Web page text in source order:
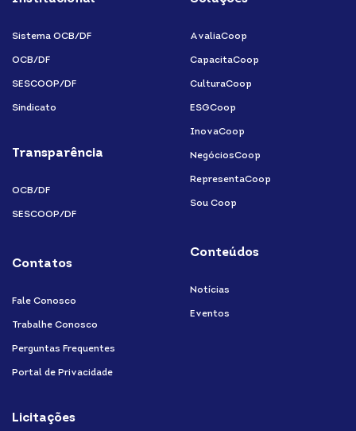
instagram
youtubefacebook-
f
Sistema OCB/DF
OCB/DF
SESCOOP/DF
Sindicato
Transparência
OCB/DF
SESCOOP/DF
Contatos
Fale Conosco
Trabalhe Conosco
Perguntas Frequentes
Portal de Privacidade
Licitações
AvaliaCoop
CapacitaCoop
CulturaCoop
ESGCoop
InovaCoop
NegóciosCoop
RepresentaCoop
Sou Coop
Conteúdos
Notícias
Eventos